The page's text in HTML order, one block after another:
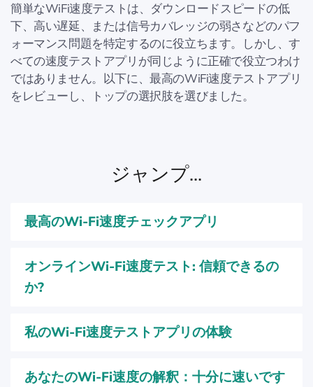
簡単なWiFi速度テストは、ダウンロードスピードの低
下、高い遅延、または信号カバレッジの弱さなどのパフ
ォーマンス問題を特定するのに役立ちます。しかし、す
べての速度テストアプリが同じように正確で役立つわけ
ではありません。以下に、最高のWiFi速度テストアプリ
をレビューし、トップの選択肢を選びました。
ジャンプ...
最高のWi-Fi速度チェックアプリ
オンラインWi-Fi速度テスト: 信頼できるの
か?
私のWi-Fi速度テストアプリの体験
あなたのWi-Fi速度の解釈：十分に速いです